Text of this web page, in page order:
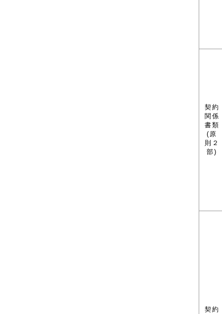
契約
関係
書類
(原
則２
部)
契約